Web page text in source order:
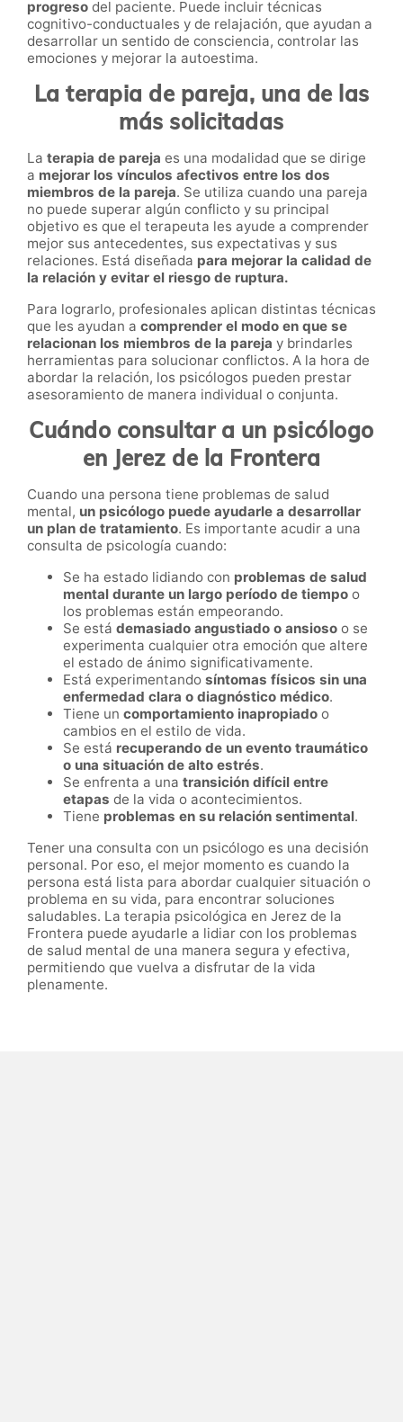
progreso del paciente. Puede incluir técnicas
cognitivo-conductuales y de relajación, que ayudan a
desarrollar un sentido de consciencia, controlar las
emociones y mejorar la autoestima.
La terapia de pareja, una de las
más solicitadas
La terapia de pareja es una modalidad que se dirige
a mejorar los vínculos afectivos entre los dos
miembros de la pareja. Se utiliza cuando una pareja
no puede superar algún conflicto y su principal
objetivo es que el terapeuta les ayude a comprender
mejor sus antecedentes, sus expectativas y sus
relaciones. Está diseñada para mejorar la calidad de
la relación y evitar el riesgo de ruptura.
Para lograrlo, profesionales aplican distintas técnicas
que les ayudan a comprender el modo en que se
relacionan los miembros de la pareja y brindarles
herramientas para solucionar conflictos. A la hora de
abordar la relación, los psicólogos pueden prestar
asesoramiento de manera individual o conjunta.
Cuándo consultar a un psicólogo
en Jerez de la Frontera
Cuando una persona tiene problemas de salud
mental, un psicólogo puede ayudarle a desarrollar
un plan de tratamiento. Es importante acudir a una
consulta de psicología cuando:
Se ha estado lidiando con problemas de salud
mental durante un largo período de tiempo o
los problemas están empeorando.
Se está demasiado angustiado o ansioso o se
experimenta cualquier otra emoción que altere
el estado de ánimo significativamente.
Está experimentando síntomas físicos sin una
enfermedad clara o diagnóstico médico.
Tiene un comportamiento inapropiado o
cambios en el estilo de vida.
Se está recuperando de un evento traumático
o una situación de alto estrés.
Se enfrenta a una transición difícil entre
etapas de la vida o acontecimientos.
Tiene problemas en su relación sentimental.
Tener una consulta con un psicólogo es una decisión
personal. Por eso, el mejor momento es cuando la
persona está lista para abordar cualquier situación o
problema en su vida, para encontrar soluciones
saludables. La terapia psicológica en Jerez de la
Frontera puede ayudarle a lidiar con los problemas
de salud mental de una manera segura y efectiva,
permitiendo que vuelva a disfrutar de la vida
plenamente.